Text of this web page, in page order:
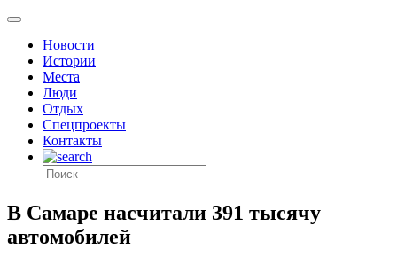
Новости
Истории
Места
Люди
Отдых
Спецпроекты
Контакты
В Самаре насчитали 391 тысячу
автомобилей